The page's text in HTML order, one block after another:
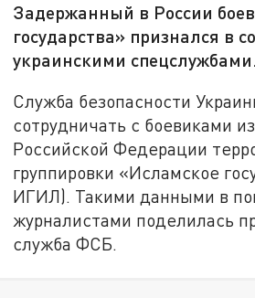
Задержанный в России
государства» признался в
украинскими спецслужбами.
Служба безопасности
сотрудничать с боевиками
Российской Федерации
группировки «Исламское
ИГИЛ). Такими данными в
журналистами поделилась
служба ФСБ.